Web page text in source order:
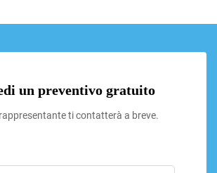
un preventivo gratuito
ti contatterà a breve.